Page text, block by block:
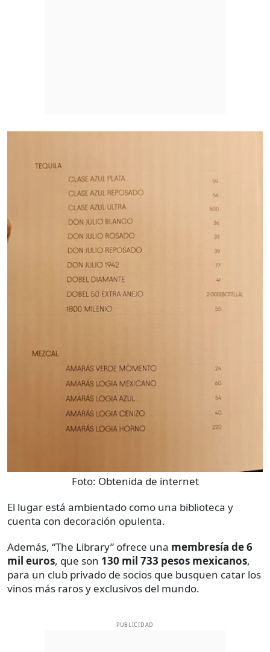
Foto: Obtenida de internet
El lugar está ambientado como una biblioteca y
cuenta con decoración opulenta.
Además, “The Library” ofrece una membresía de 6
mil euros, que son 130 mil 733 pesos mexicanos,
para un club privado de socios que busquen catar los
vinos más raros y exclusivos del mundo.
PUBLICIDAD